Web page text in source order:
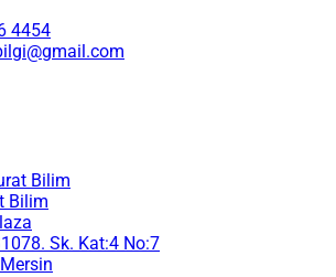
4454
Bilim
Bilim
Sk. Kat:4 No:7